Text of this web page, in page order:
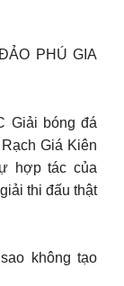
PHÚ GIA
Giải bóng đá
Giá Kiên
hợp tác của
thi đấu thật
không tạo